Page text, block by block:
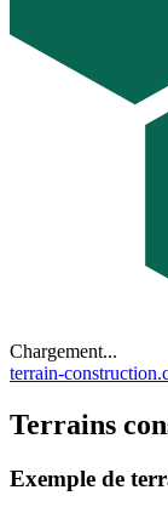
Chargement...
terrain-
Terrains
Exemple de